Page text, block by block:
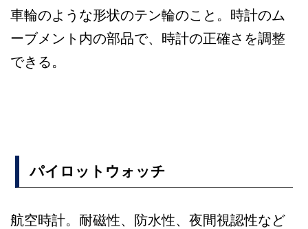
車輪のような形状のテン輪のこと。時計のム
ーブメント内の部品で、時計の正確さを調整
できる。
パイロットウォッチ
航空時計。耐磁性、防水性、夜間視認性など